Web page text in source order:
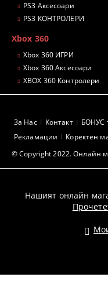
PS3 Аксесоари
PS3 КОНТРОЛЕРИ
Xbox 360
Xbox 360 ИГРИ
Xbox 360 Аксесоари
XBOX 360 Контролери
© Copyright 2022. Онлайн
За Нас Контакт БОНУС
Рекламации
Коректен
Нашият онлайн